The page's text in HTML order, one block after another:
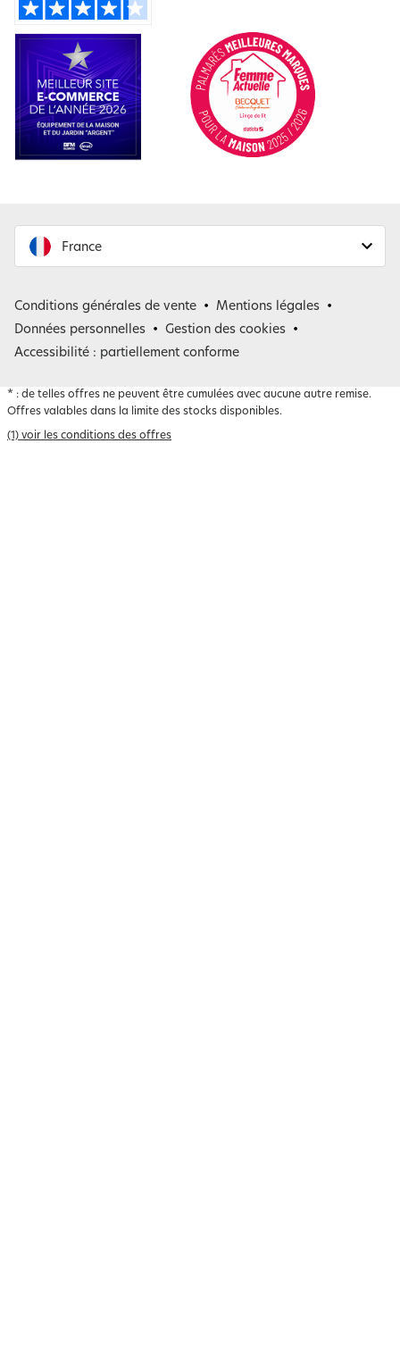
France
Belgique
Conditions générales de vente
Mentions légales
Données personnelles
Gestion des cookies
Accessibilité : partiellement conforme
* : de telles offres ne peuvent être cumulées avec aucune autre remise.
Offres valables dans la limite des stocks disponibles.
(1) voir les conditions des offres